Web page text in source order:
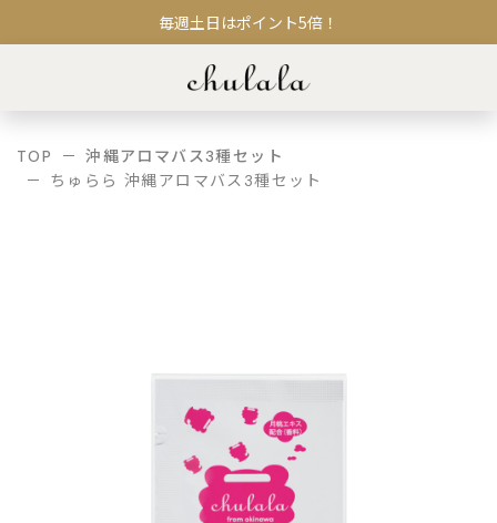
毎週土日はポイント5倍！
TOP
沖縄アロマバス3種セット
ちゅらら 沖縄アロマバス3種セット